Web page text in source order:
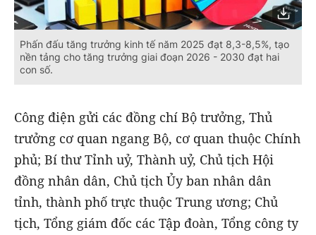
Phấn đấu tăng trưởng kinh tế năm 2025 đạt 8,3-8,5%, tạo
nền tảng cho tăng trưởng giai đoạn 2026 - 2030 đạt hai
con số.
Công điện gửi các đồng chí Bộ trưởng, Thủ
trưởng cơ quan ngang Bộ, cơ quan thuộc Chính
phủ; Bí thư Tỉnh uỷ, Thành uỷ, Chủ tịch Hội
đồng nhân dân, Chủ tịch Ủy ban nhân dân
tỉnh, thành phố trực thuộc Trung ương; Chủ
tịch, Tổng giám đốc các Tập đoàn, Tổng công ty